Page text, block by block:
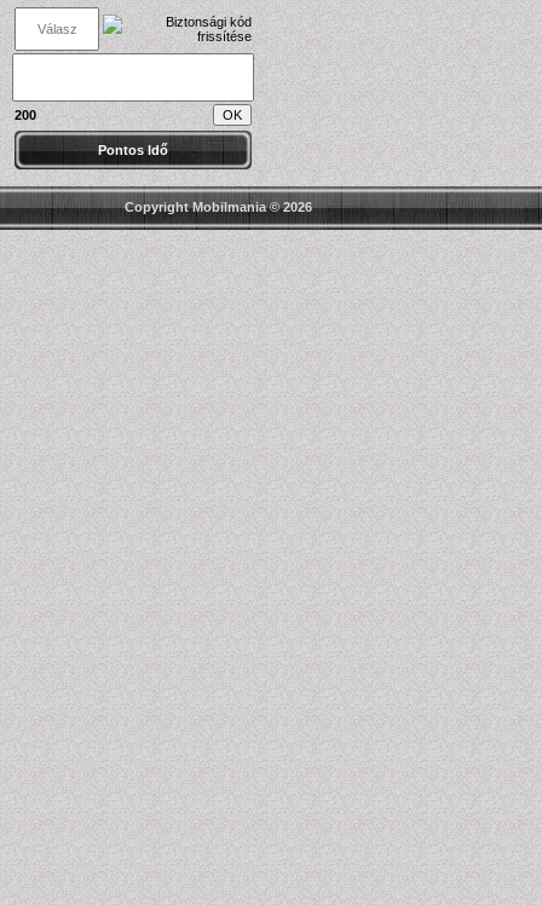
200
Pontos Idő
Copyright Mobilmania © 2026